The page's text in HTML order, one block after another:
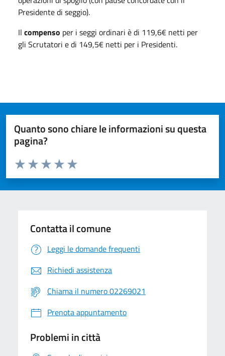
Presidente di seggio).
Il compenso per i seggi ordinari è di 119,6€ netti per
gli Scrutatori e di 149,5€ netti per i Presidenti.
Quanto sono chiare le informazioni su questa
pagina?
Valuta da 1 a 5 stelle la pagina
Valuta 5 stelle su 5
Valuta 4 stelle su 5
Valuta 3 stelle su 5
Valuta 2 stelle su 5
Valuta 1 stelle su 5
Contatta il comune
Leggi le domande frequenti
Richiedi assistenza
Chiama il numero 02269021
Prenota appuntamento
Problemi in città